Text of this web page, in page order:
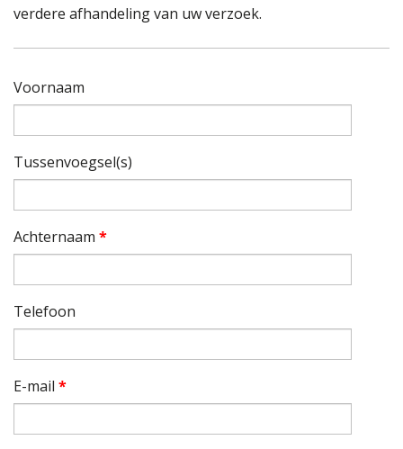
verdere afhandeling van uw verzoek.
Voornaam
Tussenvoegsel(s)
Achternaam *
Telefoon
E-mail *